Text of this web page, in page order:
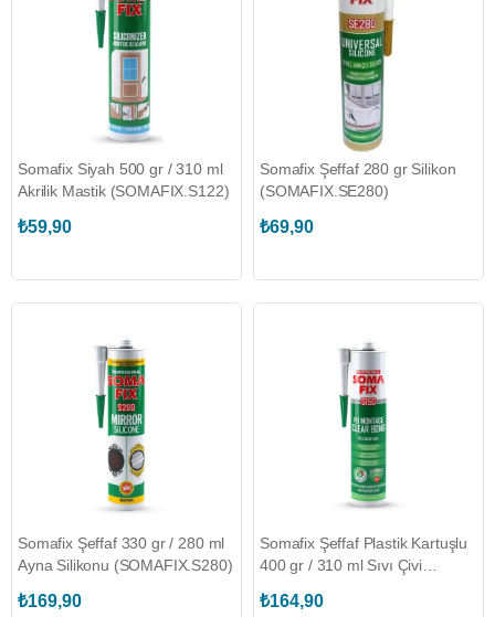
Somafix Siyah 500 gr / 310 ml
Akrilik Mastik (SOMAFIX.S122)
₺59,90
Somafix Şeffaf 280 gr Silikon
(SOMAFIX.SE280)
₺69,90
Somafix Şeffaf 330 gr / 280 ml
Ayna Silikonu (SOMAFIX.S280)
₺169,90
Somafix Şeffaf Plastik Kartuşlu
400 gr / 310 ml Sıvı Çivi
₺164,90